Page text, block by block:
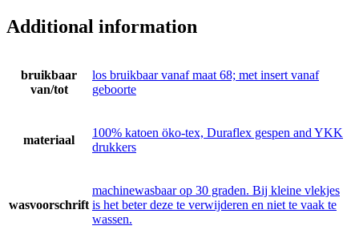
Additional information
bruikbaar
van/tot
los bruikbaar vanaf maat 68; met insert vanaf
geboorte
materiaal
100% katoen öko-tex, Duraflex gespen and YKK
drukkers
wasvoorschrift
machinewasbaar op 30 graden. Bij kleine vlekjes
is het beter deze te verwijderen en niet te vaak te
wassen.